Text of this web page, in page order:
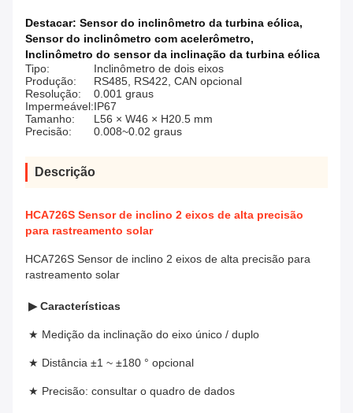
Destacar: Sensor do inclinômetro da turbina eólica,
Sensor do inclinômetro com acelerômetro,
Inclinômetro do sensor da inclinação da turbina eólica
Tipo:
Inclinômetro de dois eixos
Produção:
RS485, RS422, CAN opcional
Resolução:
0.001 graus
Impermeável:IP67
Tamanho:
L56 × W46 × H20.5 mm
Precisão:
0.008~0.02 graus
Descrição
HCA726S Sensor de inclino 2 eixos de alta precisão
para rastreamento solar
HCA726S Sensor de inclino 2 eixos de alta precisão para
rastreamento solar
▶ Características
★ Medição da inclinação do eixo único / duplo
★ Distância ±1 ~ ±180 ° opcional
★ Precisão: consultar o quadro de dados